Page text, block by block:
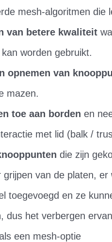
mesh-algoritmen die
van betere kwaliteit
worden gebruikt.
opnemen van
mazen.
toe aan borden en
met lid (balk /
die zijn
van de platen, er
toegevoegd en ze
dus het verbergen
een mesh-optie